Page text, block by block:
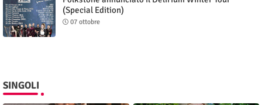
(Special Edition)
07 ottobre
SINGOLI